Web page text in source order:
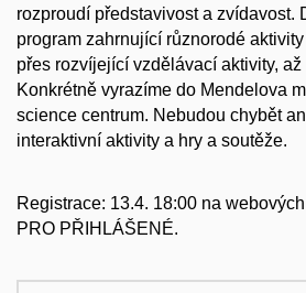
rozproudí představivost a zvídavost.
program zahrnující různorodé
přes rozvíjející vzdělávací aktivity,
Konkrétně vyrazíme do Mendelova
science centrum. Nebudou chybět
interaktivní aktivity a hry a soutěže.
Registrace: 13.4. 18:00 na
PRO PŘIHLÁŠENÉ.